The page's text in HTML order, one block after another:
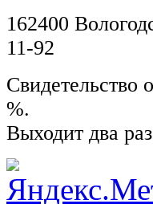
162400
11-92
%.
Выходит два